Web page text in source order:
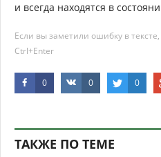
и всегда находятся в
Если вы заметили ошибку в
Ctrl+Enter
0 0 0
ТАКЖЕ ПО ТЕМЕ